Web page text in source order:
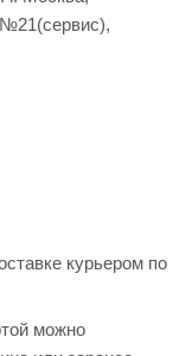
курьером по
можно